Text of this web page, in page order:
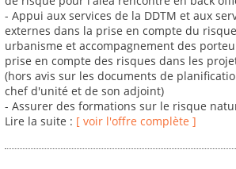
- Appui aux services de la DDTM et aux
externes dans la prise en compte du
urbanisme et accompagnement des
prise en compte des risques dans les
(hors avis sur les documents de
chef d'unité et de son adjoint)
- Assurer des formations sur le risque
Lire la suite : [ voir l'offre complète ]